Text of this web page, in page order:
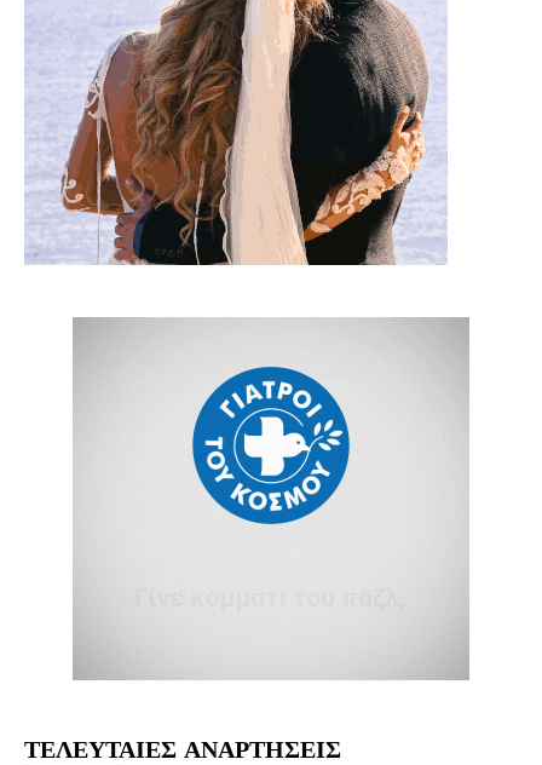
ΤΕΛΕΥΤΑΙΕΣ ΑΝΑΡΤΗΣΕΙΣ